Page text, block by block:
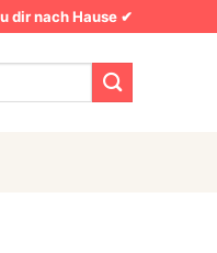
dir nach Hause ✔